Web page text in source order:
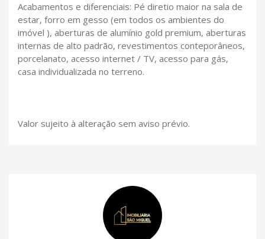
Acabamentos e diferenciais: Pé diretio maior na sala de
estar, forro em gesso (em todos os ambientes do
imóvel ), aberturas de alumínio gold premium, aberturas
internas de alto padrão, revestimentos conteporâneos,
porcelanato, acesso internet / TV, acesso para gás,
casa individualizada no terreno.
Valor sujeito à alteração sem aviso prévio.